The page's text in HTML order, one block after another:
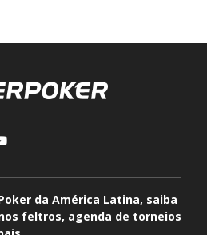
da América Latina, saiba
feltros, agenda de torneios